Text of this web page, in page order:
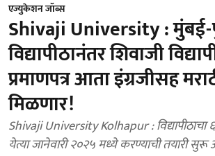
एज्युकेशन जॉब्स
Shivaji University :
विद्यापीठानंतर शिवाजी
प्रमाणपत्र आता इंग्रजीसह
मिळणार!
Shivaji University Kolhapur : विद्यापीठाचा
येत्या जानेवारी २०२५ मध्ये करण्याची तयारी